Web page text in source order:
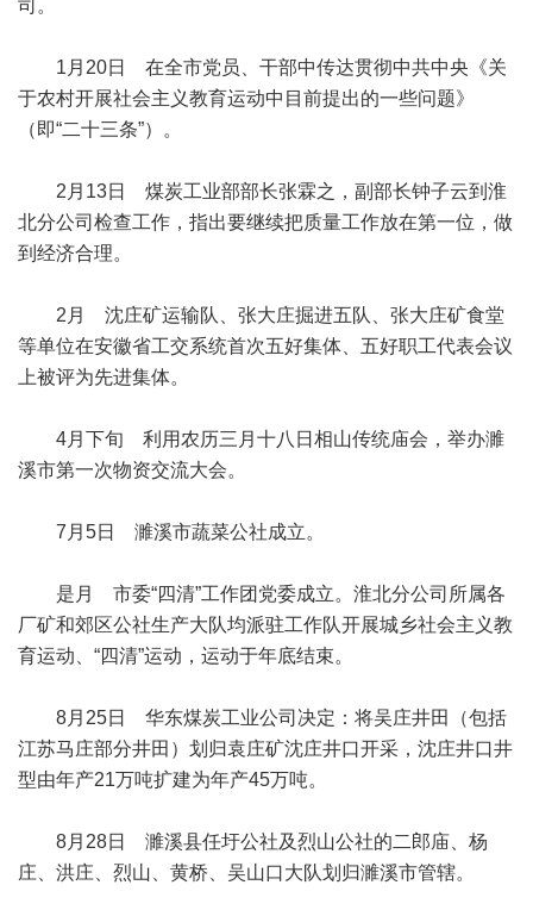
司。
1月20日 在全市党员、干部中传达贯彻中共中央《关
于农村开展社会主义教育运动中目前提出的一些问题》
（即“二十三条”）。
2月13日 煤炭工业部部长张霖之，副部长钟子云到淮
北分公司检查工作，指出要继续把质量工作放在第一位，做
到经济合理。
2月 沈庄矿运输队、张大庄掘进五队、张大庄矿食堂
等单位在安徽省工交系统首次五好集体、五好职工代表会议
上被评为先进集体。
4月下旬 利用农历三月十八日相山传统庙会，举办濉
溪市第一次物资交流大会。
7月5日 濉溪市蔬菜公社成立。
是月 市委“四清”工作团党委成立。淮北分公司所属各
厂矿和郊区公社生产大队均派驻工作队开展城乡社会主义教
育运动、“四清”运动，运动于年底结束。
8月25日 华东煤炭工业公司决定：将吴庄井田（包括
江苏马庄部分井田）划归袁庄矿沈庄井口开采，沈庄井口井
型由年产21万吨扩建为年产45万吨。
8月28日 濉溪县任圩公社及烈山公社的二郎庙、杨
庄、洪庄、烈山、黄桥、吴山口大队划归濉溪市管辖。